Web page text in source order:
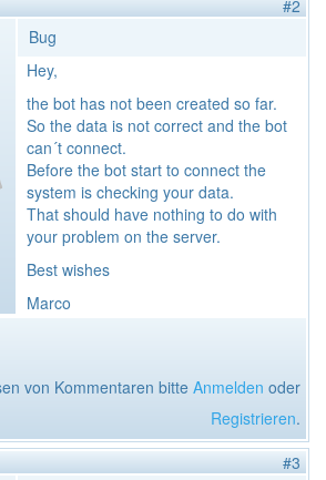
#2
Bug
Hey,
the bot has not been created so far.
So the data is not correct and the bot
can´t connect.
Before the bot start to connect the
system is checking your data.
That should have nothing to do with
your problem on the server.
Best wishes
Marco
von Kommentaren bitte Anmelden oder
Registrieren.
#3